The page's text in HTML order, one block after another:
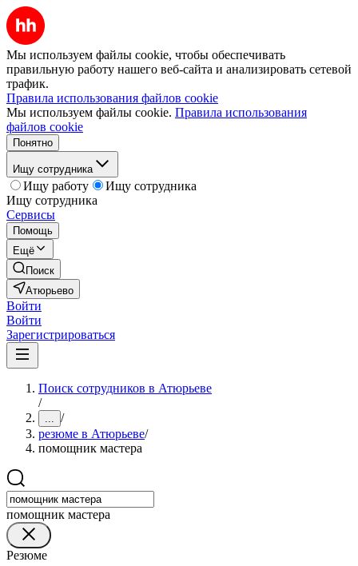
Мы используем файлы cookie, чтобы обеспечивать
правильную работу нашего веб-сайта и анализировать сетевой
трафик.
Правила использования файлов cookie
Мы используем файлы cookie. Правила использования
файлов cookie
Понятно
Ищу сотрудника
Ищу работу
Ищу сотрудника
Ищу сотрудника
Сервисы
Помощь
Ещё
Поиск
Атюрьево
Войти
Войти
Зарегистрироваться
Поиск сотрудников в Атюрьеве
/
... /
резюме в Атюрьеве/
помощник мастера
помощник мастера
Резюме